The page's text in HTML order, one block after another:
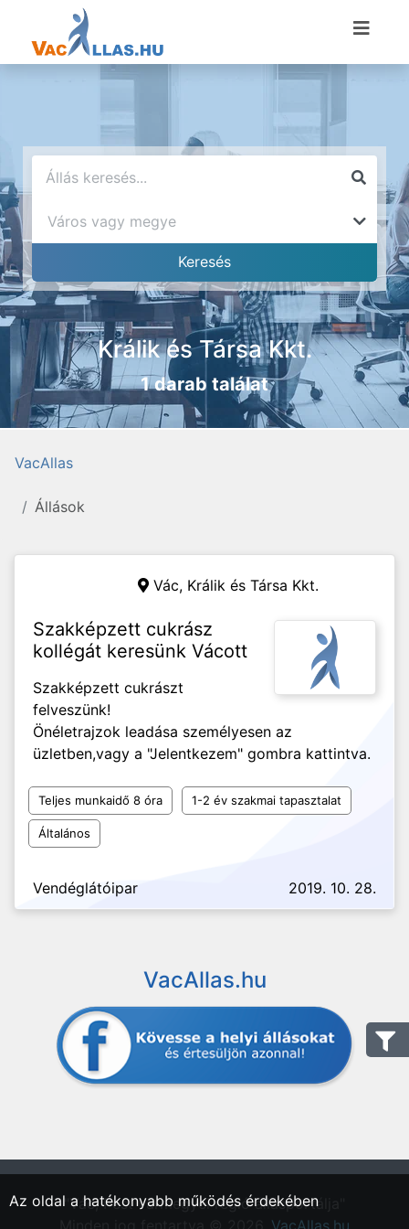
Králik és Társa Kkt.
1 darab találat
VacAllas
Állások
Vác, Králik és Társa Kkt.
Szakképzett cukrász
kollégát keresünk Vácott
Szakképzett cukrászt
felveszünk!
Önéletrajzok leadása személyesen az
üzletben,vagy a "Jelentkezem" gombra kattintva.
Teljes munkaidő 8 óra 1-2 év szakmai tapasztalat
Általános
Vendéglátóipar 2019. 10. 28.
VacAllas.hu
"Vác, Pest vármegyei régió állásportálja"
VacAllas.hu
Az oldal a hatékonyabb működés érdekében